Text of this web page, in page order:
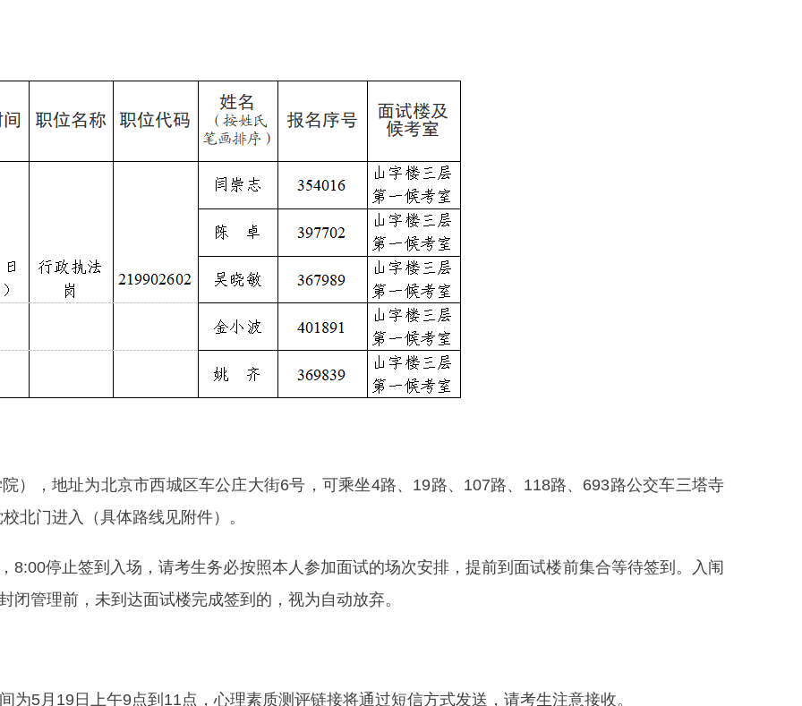
），地址为北京市西城区车公庄大街6号，可乘坐4路、19路、107路、118路、693路公交车三塔寺
北门进入（具体路线见附件）。
8:00停止签到入场，请考生务必按照本人参加面试的场次安排，提前到面试楼前集合等待签到。入闱
管理前，未到达面试楼完成签到的，视为自动放弃。
为5月19日上午9点到11点，心理素质测评链接将通过短信方式发送，请考生注意接收。